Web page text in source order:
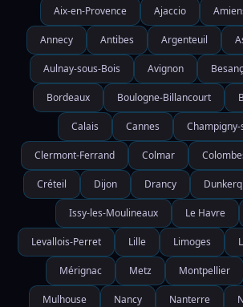
Aix-en-Provence Ajaccio
Annecy Antibes Argenteuil
Aulnay-sous-Bois Avignon
Bordeaux Boulogne-Billancourt
Calais Cannes
Clermont-Ferrand Colmar
Créteil Dijon Drancy
Issy-les-Moulineaux Le Havre
Levallois-Perret Lille Limoges
Mérignac Metz Montpellier
Mulhouse Nancy Nanterre